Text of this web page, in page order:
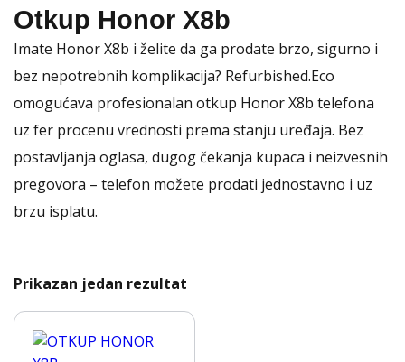
Otkup Honor X8b
Imate Honor X8b i želite da ga prodate brzo, sigurno i
bez nepotrebnih komplikacija? Refurbished.Eco
omogućava profesionalan otkup Honor X8b telefona
uz fer procenu vrednosti prema stanju uređaja. Bez
postavljanja oglasa, dugog čekanja kupaca i neizvesnih
pregovora – telefon možete prodati jednostavno i uz
brzu isplatu.
Prikazan jedan rezultat